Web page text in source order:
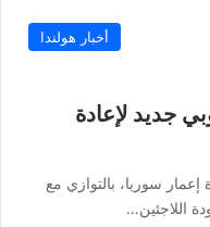
أخبار هولندا
جديد لإعادة
سوريا، بالتوازي مع
اللاجئين…